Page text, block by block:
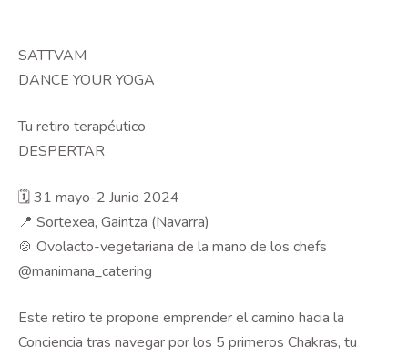
SATTVAM
DANCE YOUR YOGA
Tu retiro terapéutico
DESPERTAR
🗓️ 31 mayo-2 Junio 2024
📍 Sortexea, Gaintza (Navarra)
🍲 Ovolacto-vegetariana de la mano de los chefs
@manimana_catering
Este retiro te propone emprender el camino hacia la
Conciencia tras navegar por los 5 primeros Chakras, tu